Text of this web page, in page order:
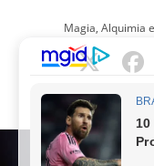
Magia, Alquimia